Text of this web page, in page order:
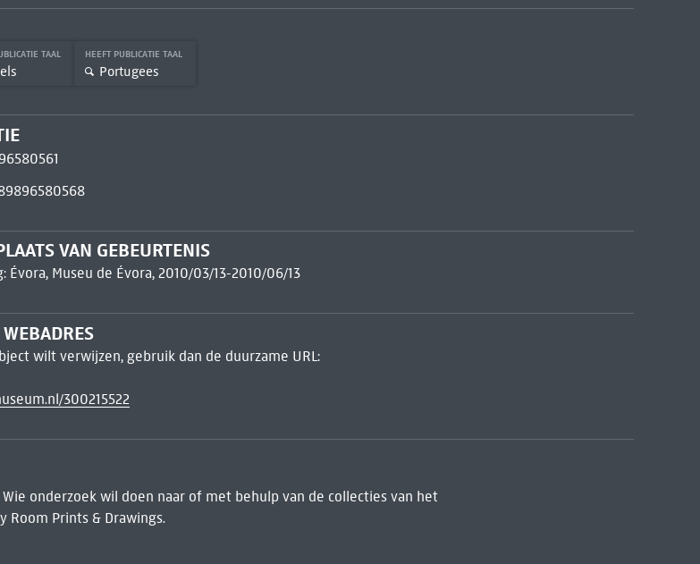
TAAL HEEFT PUBLICATIE TAAL
Portugees
VAN GEBEURTENIS
Évora, Museu de Évora, 2010/03/13-2010/06/13
wilt verwijzen, gebruik dan de duurzame URL:
300215522
onderzoek wil doen naar of met behulp van de collecties van het
Room Prints & Drawings.